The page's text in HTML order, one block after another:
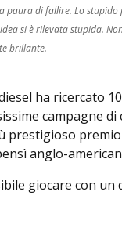
paura di fallire. Lo
si è rilevata stupida.
brillante.
ha ricercato
campagne
prestigioso
anglo-
giocare con